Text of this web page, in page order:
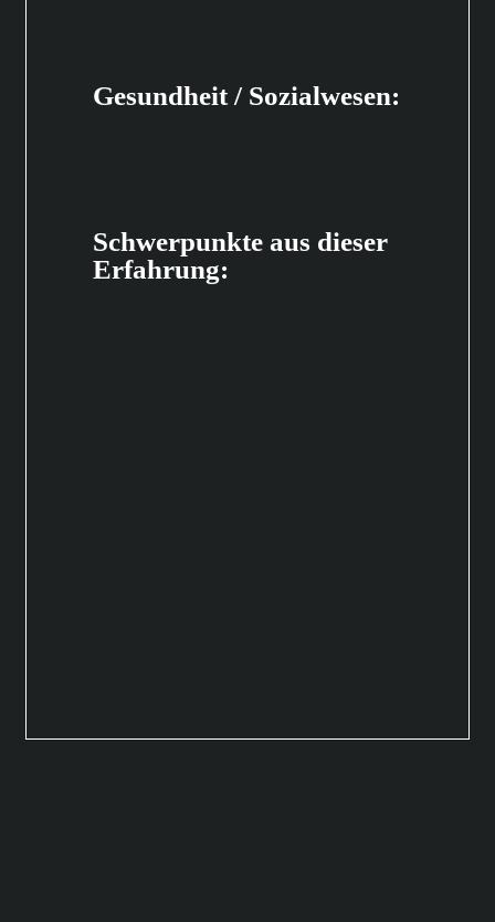
Gesundheit / Sozialwesen:
Schwerpunkte aus dieser
Erfahrung: